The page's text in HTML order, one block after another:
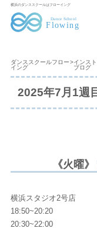
横浜のダンススクールはフローイング
ダンススクールフロー
イング
>インス
ブログ
2025年7月1週
《火曜》
横浜スタジオ2号店
18:50~20:20
20:30~22:00